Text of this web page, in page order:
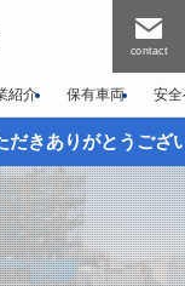
contact
紹介 保有車両 安
ございます。